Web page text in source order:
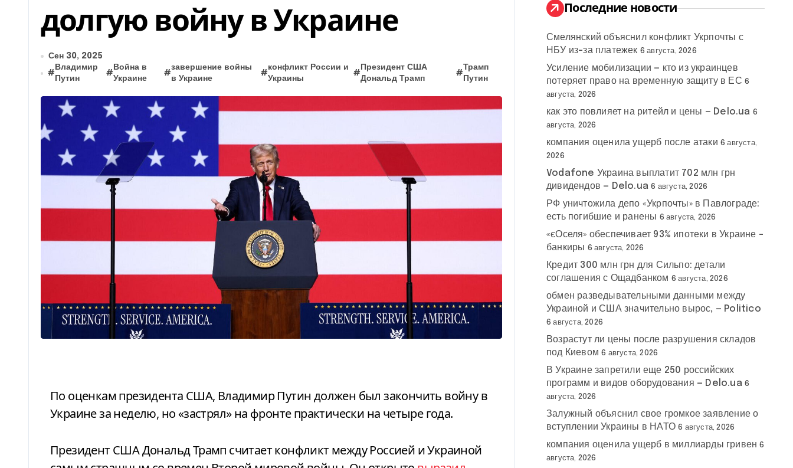
долгую войну в Украине
Сен 30, 2025
#
Владимир
Путин
#
Война в
Украине
#
завершение войны
в Украине
#
конфликт России и
Украины
#
Президент США
Дональд Трамп
#
Трамп
Путин
По оценкам президента США, Владимир Путин должен был закончить войну в
Украине за неделю, но «застрял» на фронте практически на четыре года.
Президент США Дональд Трамп считает конфликт между Россией и Украиной
:
Последние новости
Смелянский объяснил конфликт Укрпочты с
НБУ из-за платежек 6 августа, 2026
Усиление мобилизации — кто из украинцев
потеряет право на временную защиту в ЕС 6
августа, 2026
как это повлияет на ритейл и цены — Delo.ua 6
августа, 2026
компания оценила ущерб после атаки 6 августа,
2026
Vodafone Украина выплатит 702 млн грн
дивидендов — Delo.ua 6 августа, 2026
РФ уничтожила депо «Укрпочты» в Павлограде:
есть погибшие и ранены 6 августа, 2026
«єОселя» обеспечивает 93% ипотеки в Украине –
банкиры 6 августа, 2026
Кредит 300 млн грн для Сильпо: детали
соглашения с Ощадбанком 6 августа, 2026
обмен разведывательными данными между
Украиной и США значительно вырос, — Politico
6 августа, 2026
Возрастут ли цены после разрушения складов
под Киевом 6 августа, 2026
В Украине запретили еще 250 российских
программ и видов оборудования — Delo.ua 6
августа, 2026
Залужный объяснил свое громкое заявление о
вступлении Украины в НАТО 6 августа, 2026
компания оценила ущерб в миллиарды гривен 6
августа, 2026